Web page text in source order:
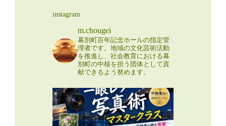
instagram
m.chougei
幕別町百年記念ホールの指定管
理者です。地域の文化芸術活動
を推進し、社会教育における幕
別町の中核を担う団体として貢
献できるよう努めます。